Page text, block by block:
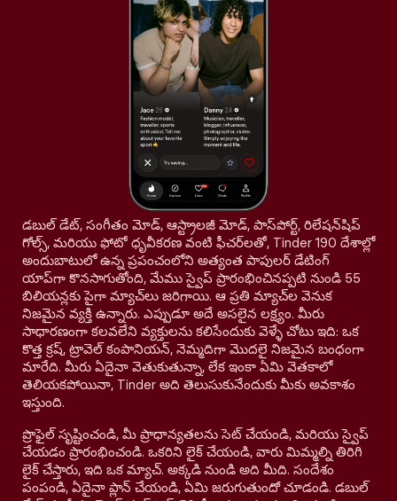
డబుల్ డేట్, సంగీతం మోడ్, ఆస్ట్రాలజీ మోడ్, పాస్‌పోర్ట్, రిలేషన్‌షిప్
గోల్స్, మరియు ఫోటో ధృవీకరణ వంటి ఫీచర్‌లతో, Tinder 190 దేశాల్లో
అందుబాటులో ఉన్న ప్రపంచంలోని అత్యంత పాపులర్ డేటింగ్
యాప్‌గా కొనసాగుతోంది, మేము స్వైప్ ప్రారంభించినప్పటి నుండి 55
బిలియన్లకు పైగా మ్యాచ్‌లు జరిగాయి. ఆ ప్రతి మ్యాచ్‌ల వెనుక
నిజమైన వ్యక్తి ఉన్నారు. ఎప్పుడూ అదే అసలైన లక్ష్యం. మీరు
సాధారణంగా కలవలేని వ్యక్తులను కలిసేందుకు వెళ్ళే చోటు ఇది: ఒక
కొత్త క్రష్, ట్రావెల్ కంపానియన్, నెమ్మదిగా మొదలై నిజమైన బంధంగా
మారేది. మీరు ఏదైనా వెతుకుతున్నా, లేక ఇంకా ఏమి వెతకాలో
తెలియకపోయినా, Tinder అది తెలుసుకునేందుకు మీకు అవకాశం
ఇస్తుంది.
ప్రొఫైల్ సృష్టించండి, మీ ప్రాధాన్యతలను సెట్ చేయండి, మరియు స్వైప్
చేయడం ప్రారంభించండి. ఒకరిని లైక్ చేయండి, వారు మిమ్మల్ని తిరిగి
లైక్ చేస్తారు, ఇది ఒక మ్యాచ్. అక్కడి నుండి అది మీది. సందేశం
పంపండి, ఏదైనా ప్లాన్ చేయండి, ఏమి జరుగుతుందో చూడండి. డబుల్